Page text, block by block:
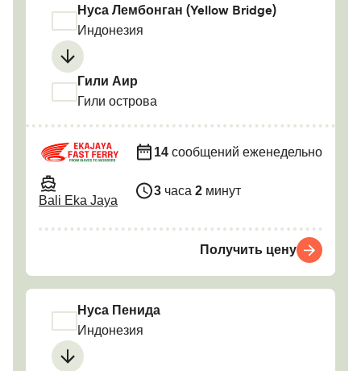
Нуса Лембонган (Yellow Bridge)
Индонезия
Гили Аир
Гили острова
Bali Eka Jaya
14 сообщений еженедельно
3 часа 2 минут
Получить цену
Нуса Пенида
Индонезия